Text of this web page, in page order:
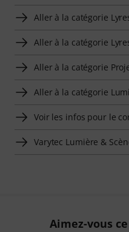
Aller à la catégorie
Aller à la catégorie
Aller à la catégorie
Aller à la catégorie
Voir les infos pour le
Varytec Lumière &
Aimez-vous